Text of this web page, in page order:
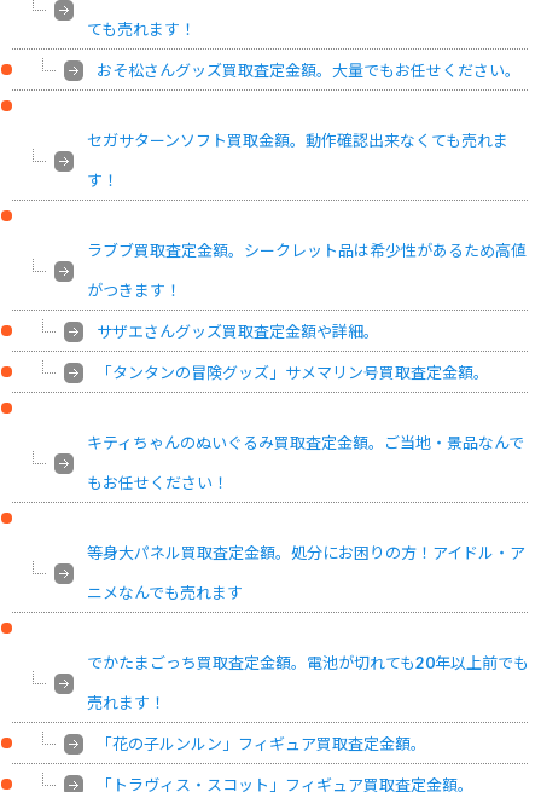
ても売れます！
おそ松さんグッズ買取査定金額。大量でもお任せください。
セガサターンソフト買取金額。動作確認出来なくても売れま
す！
ラブブ買取査定金額。シークレット品は希少性があるため高値
がつきます！
サザエさんグッズ買取査定金額や詳細。
「タンタンの冒険グッズ」サメマリン号買取査定金額。
キティちゃんのぬいぐるみ買取査定金額。ご当地・景品なんで
もお任せください！
等身大パネル買取査定金額。処分にお困りの方！アイドル・ア
ニメなんでも売れます
でかたまごっち買取査定金額。電池が切れても20年以上前でも
売れます！
「花の子ルンルン」フィギュア買取査定金額。
「トラヴィス・スコット」フィギュア買取査定金額。